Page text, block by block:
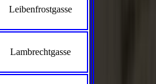
Leibenfrostgasse
Lambrechtgasse